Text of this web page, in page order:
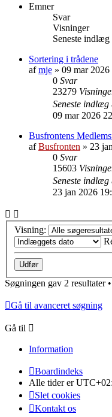
Emner
Svar
Visninger
Seneste indlæg
Sortering i trådene
afmje » 09 mar 2026
0 Svar
23279
Seneste indlæg
09 mar 2026
Busfrontens
afBusfronten » 23
0 Svar
15603
Seneste indlæg
23 jan 2026
Visning:
Søgningen gav 2 resultater
Gå til avanceret søgning
Gå til
Information
Boardindeks
Alle tider er
Slet cookies
Kontakt os